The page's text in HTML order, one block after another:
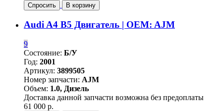
Спросить В корзину
Audi A4 B5 Двигатель | OEM: AJM
9
Состояние: Б/У
Год: 2001
Артикул: 3899505
Номер запчасти: AJM
Объем: 1.0, Дизель
Доставка данной запчасти возможна без предоплаты
61 000 р.